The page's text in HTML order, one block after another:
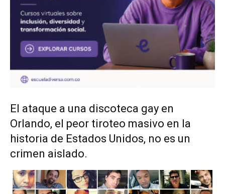
El ataque a una discoteca gay en
Orlando, el peor tiroteo masivo en la
historia de Estados Unidos, no es un
crimen aislado.